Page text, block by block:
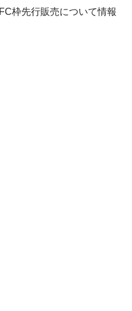
枠先行販売について情報